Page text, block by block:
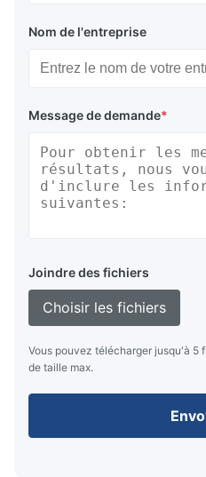
Nom de l'entreprise
Message de demande*
Joindre des fichiers
Choisir les fichiers
Vous pouvez télécharger jusqu'à 5
de taille max.